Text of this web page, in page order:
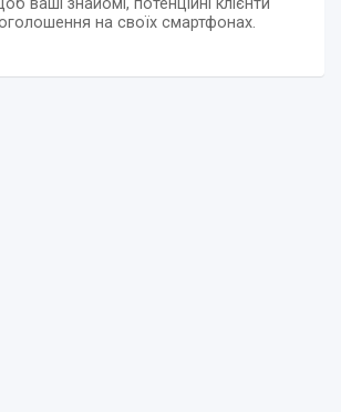
ваші знайомі, потенційні клієнти
на своїх смартфонах.